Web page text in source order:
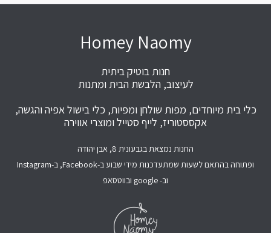
Homey Naomy
חנות בוטיק ביתית
לעיצוב, הלבשת הבית ומתנות
כלי בית מיוחדים, מפות שולחן ומפיות, כלי בישול אפיה והגשה,
אקססטוריז, לייף סטייל ומוצרי אווירה
החנות נמצאת בגבעונית 8, אבן יהודה
ופתוחה בהתאם לשעות שמתעדכנות מידי שבוע ב-Facebook, ב-Instagram
וב- google ובווטסאפ